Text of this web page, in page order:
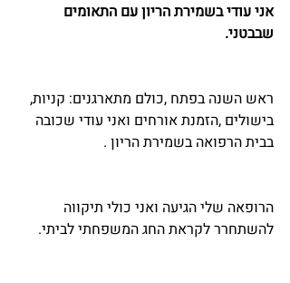
אני עודי בשמירת הריון עם התאומים
שבבטני.
ראש השנה בפתח ,כולם מתארגנים: קניות,
בישולים ,הזמנת אורחים ואני עודי שכובה
בבית הרפואה בשמירת הריון .
הרופאה שלי הגיעה ואני כולי תיקווה
להשתחרר לקראת החג המשפחתי לביתי.